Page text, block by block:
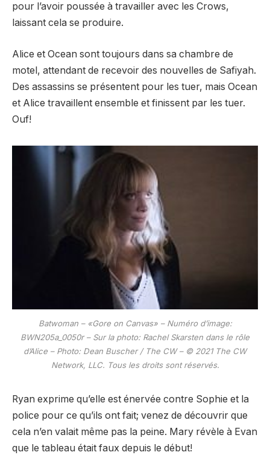
pour l’avoir poussée à travailler avec les Crows,
laissant cela se produire.
Alice et Ocean sont toujours dans sa chambre de
motel, attendant de recevoir des nouvelles de Safiyah.
Des assassins se présentent pour les tuer, mais Ocean
et Alice travaillent ensemble et finissent par les tuer.
Ouf!
Batwoman – «Gore on Canvas» – Numéro d’image:
BWN205a_0050r – Sur la photo: Rachel Skarsten dans le rôle
d’Alice – Photo: Dean Buscher / The CW – © 2021 The CW
Network, LLC. Tous les droits sont réservés.
Ryan exprime qu’elle est énervée contre Sophie et la
police pour ce qu’ils ont fait; venez de découvrir que
cela n’en valait même pas la peine. Mary révèle à Evan
que le tableau était faux depuis le début!